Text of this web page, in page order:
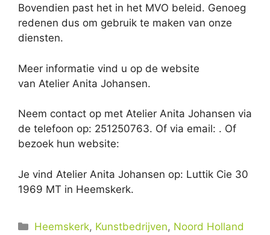
Bovendien past het in het MVO beleid. Genoeg
redenen dus om gebruik te maken van onze
diensten.
Meer informatie vind u op de website
van Atelier Anita Johansen.
Neem contact op met Atelier Anita Johansen via
de telefoon op: 251250763. Of via email: . Of
bezoek hun website:
Je vind Atelier Anita Johansen op: Luttik Cie 30
1969 MT in Heemskerk.
Categorieën
Heemskerk, Kunstbedrijven, Noord Holland